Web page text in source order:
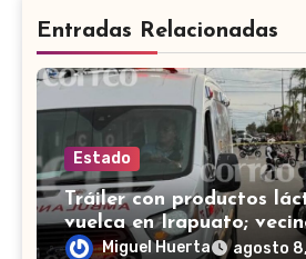
Entradas Relacionadas
Estado
Tráiler con productos
vuelca en Irapuato;
carga en lugar de
Miguel Huerta agosto